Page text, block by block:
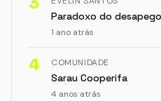
Paradoxo do
1 ano atrás
4 COMUNIDADE
Sarau Cooperifa
4 anos atrás